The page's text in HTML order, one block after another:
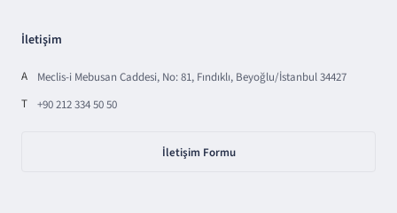
İletişim
A
Meclis-i Mebusan Caddesi, No: 81, Fındıklı, Beyoğlu/İstanbul 34427
T
+90 212 334 50 50
İletişim Formu